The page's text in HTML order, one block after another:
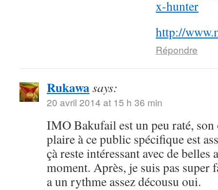
x-hunter
http://
Répondre
Rukawasays:
20 avril 2014 at 15 h 36 min
IMO Bakufail est un peu raté,
plaire à ce public spécifique est
çà reste intéressant avec de belles
moment. Après, je suis pas super
a un rythme assez décousu oui.